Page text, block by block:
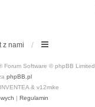
z nami
Forum Software © phpBB Limited
phpBB.pl
& v12mike
| Regulamin